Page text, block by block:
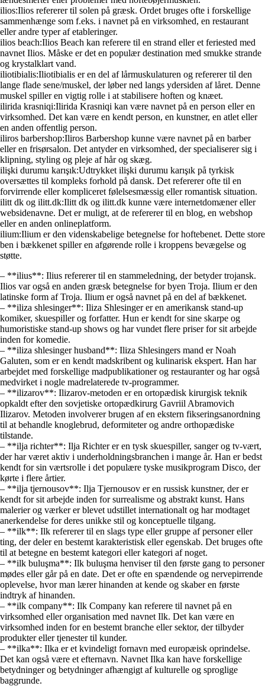
ilios:Ilios refererer til solen på græsk. Ordet bruges ofte i forskellige
sammenhænge som f.eks. i navnet på en virksomhed, en restaurant
eller andre typer af etableringer.
ilios beach:Ilios Beach kan referere til en strand eller et feriested med
navnet Ilios. Måske er det en populær destination med smukke strande
og krystalklart vand.
iliotibialis:Iliotibialis er en del af lårmuskulaturen og refererer til den
lange flade sene/muskel, der løber ned langs ydersiden af låret. Denne
muskel spiller en vigtig rolle i at stabilisere hoften og knæet.
ilirida krasniqi:Ilirida Krasniqi kan være navnet på en person eller en
virksomhed. Det kan være en kendt person, en kunstner, en atlet eller
en anden offentlig person.
iliros barbershop:Iliros Barbershop kunne være navnet på en barber
eller en frisørsalon. Det antyder en virksomhed, der specialiserer sig i
klipning, styling og pleje af hår og skæg.
ilişki durumu karışık:Udtrykket ilişki durumu karışık på tyrkisk
oversættes til kompleks forhold på dansk. Det refererer ofte til en
forvirrende eller kompliceret følelsesmæssig eller romantisk situation.
ilitt dk og ilitt.dk:Ilitt dk og ilitt.dk kunne være internetdomæner eller
websidenavne. Det er muligt, at de refererer til en blog, en webshop
eller en anden onlineplatform.
ilium:Ilium er den videnskabelige betegnelse for hoftebenet. Dette store
ben i bækkenet spiller en afgørende rolle i kroppens bevægelse og
støtte.
– **ilius**: Ilius refererer til en stammeledning, der betyder trojansk.
Ilios var også en anden græsk betegnelse for byen Troja. Ilium er den
latinske form af Troja. Ilium er også navnet på en del af bækkenet.
– **iliza shlesinger**: Iliza Shlesinger er en amerikansk stand-up
komiker, skuespiller og forfatter. Hun er kendt for sine skarpe og
humoristiske stand-up shows og har vundet flere priser for sit arbejde
inden for komedie.
– **iliza shlesinger husband**: Iliza Shlesingers mand er Noah
Galuten, som er en kendt madskribent og kulinarisk ekspert. Han har
arbejdet med forskellige madpublikationer og restauranter og har også
medvirket i nogle madrelaterede tv-programmer.
– **ilizarov**: Ilizarov-metoden er en ortopædisk kirurgisk teknik
opkaldt efter den sovjetiske ortopædkirurg Gavriil Abramovich
Ilizarov. Metoden involverer brugen af en ekstern fikseringsanordning
til at behandle knoglebrud, deformiteter og andre orthopædiske
tilstande.
– **ilja richter**: Ilja Richter er en tysk skuespiller, sanger og tv-vært,
der har været aktiv i underholdningsbranchen i mange år. Han er bedst
kendt for sin værtsrolle i det populære tyske musikprogram Disco, der
kørte i flere årtier.
– **ilja tjernousov**: Ilja Tjernousov er en russisk kunstner, der er
kendt for sit arbejde inden for surrealisme og abstrakt kunst. Hans
malerier og værker er blevet udstillet internationalt og har modtaget
anerkendelse for deres unikke stil og konceptuelle tilgang.
– **ilk**: Ilk refererer til en slags type eller gruppe af personer eller
ting, der deler en bestemt karakteristisk eller egenskab. Det bruges ofte
til at betegne en bestemt kategori eller kategori af noget.
– **ilk buluşma**: Ilk buluşma henviser til den første gang to personer
mødes eller går på en date. Det er ofte en spændende og nervepirrende
oplevelse, hvor man lærer hinanden at kende og skaber en første
indtryk af hinanden.
– **ilk company**: Ilk Company kan referere til navnet på en
virksomhed eller organisation med navnet Ilk. Det kan være en
virksomhed inden for en bestemt branche eller sektor, der tilbyder
produkter eller tjenester til kunder.
– **ilka**: Ilka er et kvindeligt fornavn med europæisk oprindelse.
Det kan også være et efternavn. Navnet Ilka kan have forskellige
betydninger og betydninger afhængigt af kulturelle og sproglige
baggrunde.